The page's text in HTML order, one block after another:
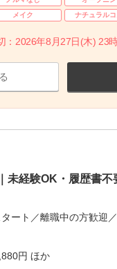
メイク ナチュラル
：2026年8月27日(木) 23
未経験OK・履歴書不
タート／離職中の方歓迎
円 ほか